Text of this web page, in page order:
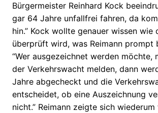
Bürgermeister Reinhard Kock
gar 64 Jahre unfallfrei fahren, da
hin.” Kock wollte genauer wissen wie
überprüft wird, was Reimann prompt
“Wer ausgezeichnet werden möchte,
der Verkehrswacht melden, dann
Jahre abgecheckt und die
entscheidet, ob eine Auszeichnung
nicht.” Reimann zeigte sich